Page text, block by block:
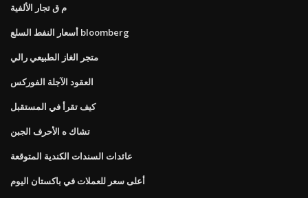
م ق تجار الألفية
أسعار النفط السلع bloomberg
متجر الغاز الطبيعي رالي
العقود الآجلة الفوركس
كيف تقرأ في المستقبل
تشاك ه الأحرف الجبن
عائدات السندات الكندية المتوقعة
أعلى سعر للعملات في باكستان اليوم